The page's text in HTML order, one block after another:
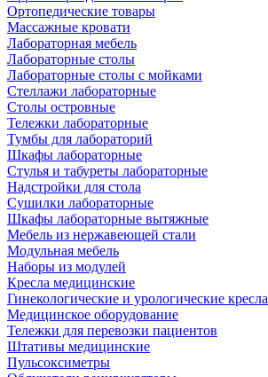
Ортопедические товары
Массажные кровати
Лабораторная мебель
Лабораторные столы
Лабораторные столы с мойками
Стеллажи лабораторные
Столы островные
Тележки лабораторные
Тумбы для лабораторий
Шкафы лабораторные
Стулья и табуреты лабораторные
Надстройки для стола
Сушилки лабораторные
Шкафы лабораторные вытяжные
Мебель из нержавеющей стали
Модульная мебель
Наборы из модулей
Кресла медицинские
Гинекологические и урологические кресла
Медицинское оборудование
Тележки для перевозки пациентов
Штативы медицинские
Пульсоксиметры